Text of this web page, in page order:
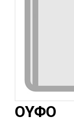
ΟΥΦΟ